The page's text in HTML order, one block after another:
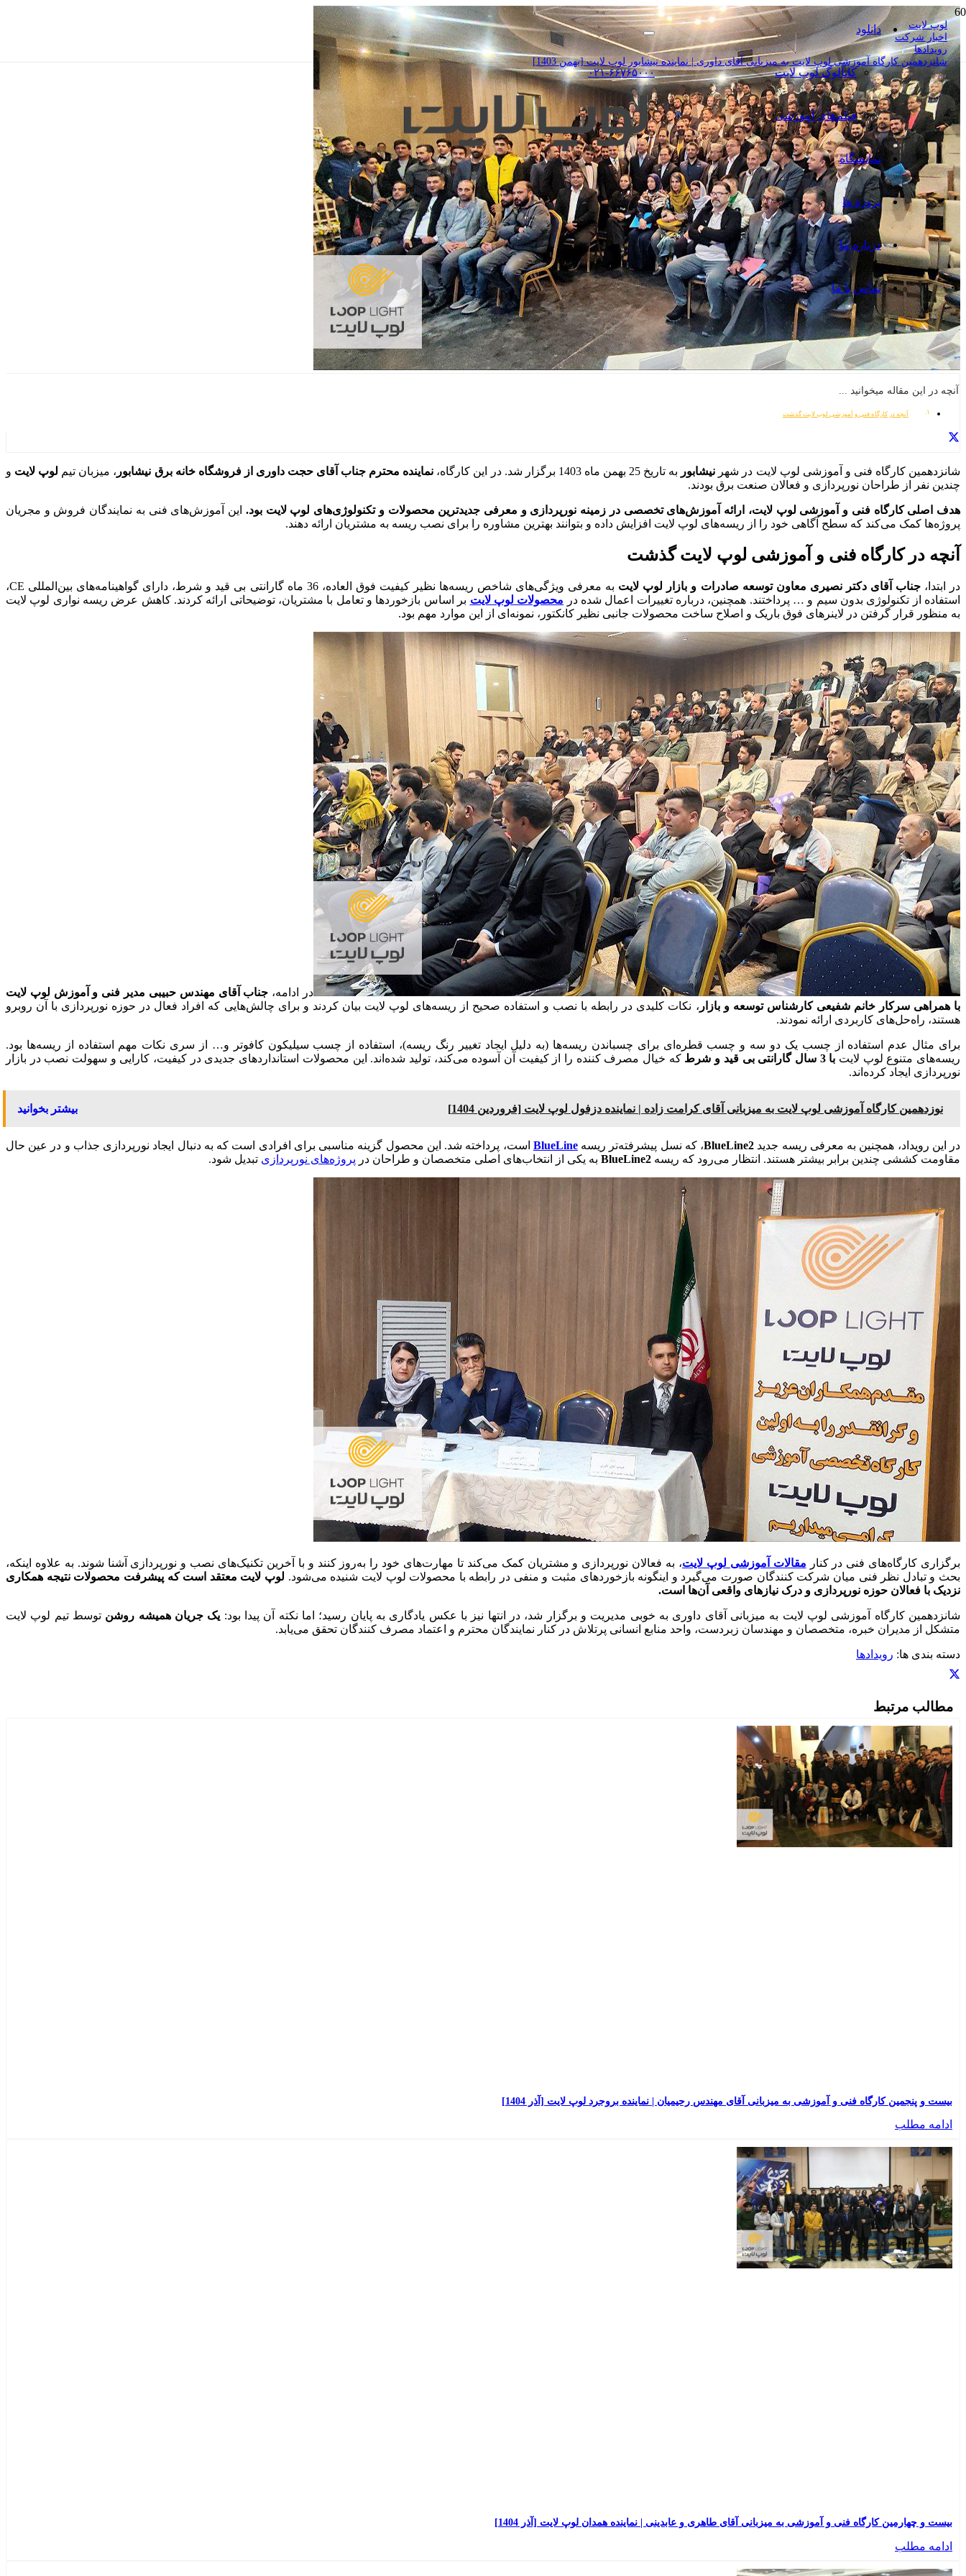
دانلود
کاتالوگ‌ لوپ لایت
فیلم‌های آموزشی
نمایشگاه
پروژه ها
درباره ما
تماس با ما
۰۲۱-۶۶۷۶۵۰۰۰
لوپ لایت
اخبار شرکت
رویدادها
شانزدهمین کارگاه آموزشی لوپ لایت به میزبانی آقای داوری | نماینده نیشابور لوپ لایت [بهمن 1403]
آنچه در این مقاله میخوانید ...
آنچه در کارگاه فنی و آموزشی لوپ لایت گذشت
شانزدهمین کارگاه فنی و آموزشی لوپ لایت در شهر نیشابور به تاریخ 25 بهمن ماه 1403 برگزار شد. در این کارگاه، نماینده محترم جناب آقای حجت داوری از فروشگاه خانه برق نیشابور ، میزبان تیم لوپ لایت و
چندین نفر از طراحان نورپردازی و فعالان صنعت برق بودند.
هدف اصلی کارگاه فنی و آموزشی لوپ لایت، ارائه آموزش‌های تخصصی در زمینه نورپردازی و معرفی جدیدترین محصولات و تکنولوژی‌های لوپ لایت بود. این آموزش‌های فنی به نمایندگان فروش و مجریان
پروژه‌ها کمک می‌کند که سطح آگاهی خود را از ریسه‌های لوپ لایت افزایش داده و بتوانند بهترین مشاوره‌ را برای نصب ریسه به مشتریان ارائه دهند.
آنچه در کارگاه فنی و آموزشی لوپ لایت گذشت
در ابتدا، جناب آقای دکتر نصیری معاون توسعه صادرات و بازار لوپ لایت به
معرفی ویژگی‌های شاخص ریسه‌ها نظیر کیفیت فوق العاده، 36 ماه گارانتی بی قید و شرط، دارای گواهینامه‌های بین‌المللی CE،
استفاده از تکنولوژی بدون سیم و … پرداختند. همچنین، درباره تغییرات اعمال شده در محصولات لوپ لایت بر اساس بازخوردها و تعامل با مشتریان، توضیحاتی ارائه کردند. کاهش عرض ریسه نواری لوپ لایت
به منظور قرار گرفتن در لاینرهای فوق باریک و اصلاح ساخت محصولات جانبی نظیر کانکتور، نمونه‌ای از این موارد مهم بود.
در ادامه، جناب آقای مهندس حبیبی مدیر فنی و آموزش لوپ لایت
با همراهی سرکار خانم شفیعی کارشناس توسعه و بازار ، نکات کلیدی در رابطه با نصب و استفاده صحیح از ریسه‌های لوپ لایت بیان کردند و برای چالش‌هایی که افراد فعال در حوزه نورپردازی با آن روبرو
هستند، راه‌حل‌های کاربردی ارائه نمودند.
برای مثال عدم استفاده از چسب یک دو سه و چسب قطره‌ای برای چسباندن ریسه‌ها (به دلیل ایجاد تغییر رنگ ریسه)، استفاده از چسب سیلیکون کافوتر و… از سری نکات مهم استفاده از ریسه‌ها بود.
ریسه‌های متنوع لوپ لایت با 3 سال گارانتی بی قید و شرط
که خیال مصرف کننده را از کیفیت آن آسوده می‌کند، تولید شده‌اند. این محصولات استانداردهای جدیدی در کیفیت، کارایی و سهولت نصب در بازار
نورپردازی ایجاد کرده‌اند.
بیشتر بخوانید نوزدهمین کارگاه آموزشی لوپ لایت به میزبانی آقای کرامت زاده | نماینده دزفول لوپ لایت [فروردین 1404]
در این رویداد، همچنین به معرفی ریسه جدید BlueLine2، که نسل پیشرفته‌تر ریسه‌BlueLine است، پرداخته شد. این محصول گزینه مناسبی برای افرادی است که به دنبال ایجاد نورپردازی جذاب و در عین حال
مقاومت کششی چندین برابر بیشتر هستند. انتظار می‌رود که ریسه BlueLine2 به یکی از انتخاب‌های اصلی متخصصان و طراحان در پروژه‌های نورپردازی تبدیل شود.
برگزاری کارگاه‌های فنی در کنار مقالات آموزشی لوپ لایت، به فعالان نورپردازی و مشتریان کمک می‌کند تا مهارت‌های خود را به‌روز کنند و با آخرین تکنیک‌های نصب و نورپردازی آشنا شوند. به علاوه اینکه،
بحث و تبادل نظر فنی میان شرکت‌ کنندگان صورت می‌گیرد و اینگونه بازخوردهای مثبت و منفی در رابطه با محصولات لوپ لایت شنیده می‌شود. لوپ لایت معتقد است که پیشرفت محصولات نتیجه همکاری
نزدیک با فعالان حوزه نورپردازی و درک نیازهای واقعی آن‌ها است.
شانزدهمین کارگاه آموزشی لوپ لایت به میزبانی آقای داوری به خوبی مدیریت و برگزار شد، در انتها نیز با عکس یادگاری به پایان رسید؛ اما نکته آن پیدا بود: یک جریان همیشه روشن توسط تیم لوپ لایت
متشکل از مدیران خبره، متخصصان و مهندسان زبردست، واحد منابع انسانی پرتلاش در کنار نمایندگان محترم و اعتماد مصرف کنندگان تحقق می‌یابد.
دسته بندی ها: رویدادها
مطالب مرتبط
بیست و پنجمین کارگاه فنی و آموزشی به میزبانی آقای مهندس رحیمیان | نماینده بروجرد لوپ لایت [آذر 1404]
ادامه مطلب
بیست و چهارمین کارگاه فنی و آموزشی به میزبانی آقای طاهری و عابدینی | نماینده همدان لوپ لایت [آذر 1404]
ادامه مطلب